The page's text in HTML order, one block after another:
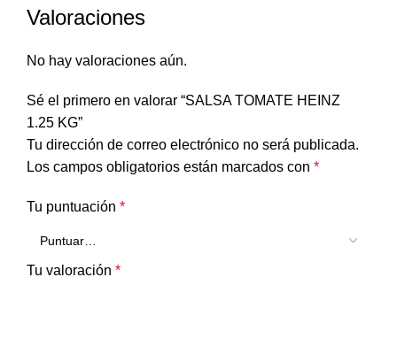
Valoraciones
No hay valoraciones aún.
Sé el primero en valorar “SALSA TOMATE HEINZ
1.25 KG”
Tu dirección de correo electrónico no será publicada.
Los campos obligatorios están marcados con *
Tu puntuación *
Tu valoración *